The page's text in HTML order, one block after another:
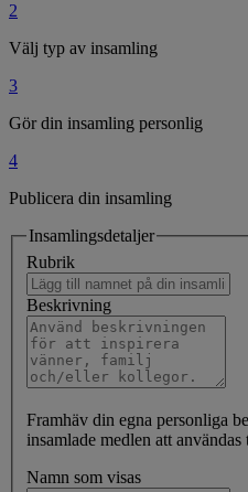
2
Välj typ av insamling
3
Gör din insamling personlig
4
Publicera din insamling
Insamlingsdetaljer
Rubrik
Beskrivning
Framhäv din egna personliga
insamlade medlen att
Namn som visas